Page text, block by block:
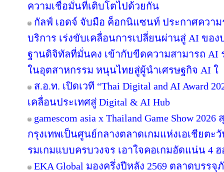
ความเชื่อมั่นที่เติบโตไปด้วยกัน
กัลฟ์ เอดจ์ จับมือ ค็อกนิแซนท์ ประกาศควา
บริการ เร่งขับเคลื่อนการเปลี่ยนผ่านสู่ AI ขอ
ฐานดิจิทัลที่มั่นคง เข้ากับขีดความสามารถ AI
ในอุตสาหกรรม หนุนไทยสู่ผู้นำเศรษฐกิจ AI ใ
ส.อ.ท. เปิดเวที “Thai Digital and AI Award
เคลื่อนประเทศสู่ Digital & AI Hub
gamescom asia x Thailand Game Show
กรุงเทพเป็นศูนย์กลางตลาดเกมแห่งเอเชียต
รมเกมแบบครบวงจร เอาใจคอเกมอัดแน่น 4
EKA Global มองครึ่งปีหลัง 2569 ตลาดบร